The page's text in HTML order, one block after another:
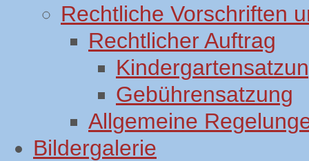
Rechtliche Vorschriften
Rechtlicher Auftrag
Gebührensatzung
Allgemeine
Bildergalerie